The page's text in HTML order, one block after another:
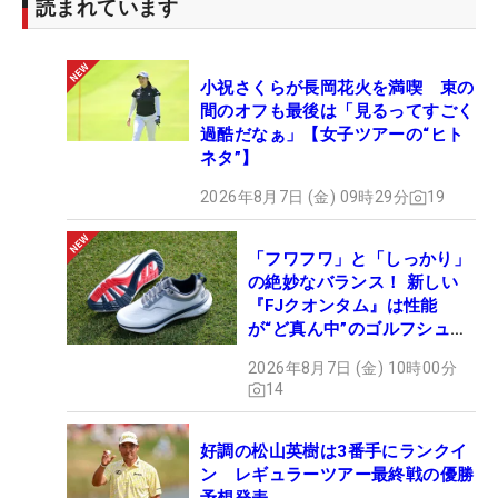
読まれています
小祝さくらが長岡花火を満喫 束の
間のオフも最後は「見るってすごく
過酷だなぁ」【女子ツアーの“ヒト
ネタ”】
2026年8月7日 (金) 09時29分 19
「フワフワ」と「しっかり」
の絶妙なバランス！ 新しい
『FJクオンタム』は性能
が“ど真ん中”のゴルフシュー
2026年8月7日 (金) 10時00分
14
好調の松山英樹は3番手にランクイ
ン レギュラーツアー最終戦の優勝